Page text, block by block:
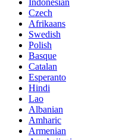
Indonesian
Czech
Afrikaans
Swedish
Polish
Basque
Catalan
Esperanto
Hindi
Lao
Albanian
Amharic
Armenian